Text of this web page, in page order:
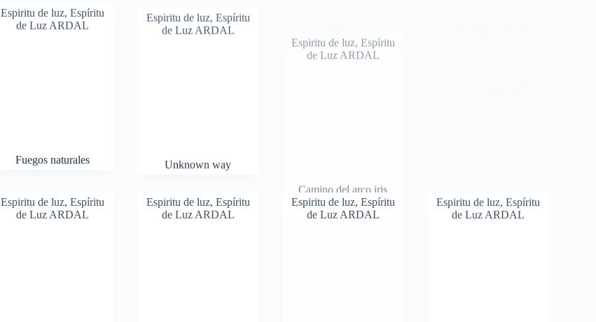
Espiritu de luz ,Espíritu
de Luz ARDAL
Fuegos naturales
Espiritu de luz
Espíritu
de Luz ARDAL
Unknown way
Espiritu de luz,Espíritu
de Luz ARDAL
Espiritu de luz, Espíritu
de Luz ARDAL
Espiritu de luz, Espíritu
de Luz ARDAL
Espiritu de luz,Espíritu
de Luz ARDAL